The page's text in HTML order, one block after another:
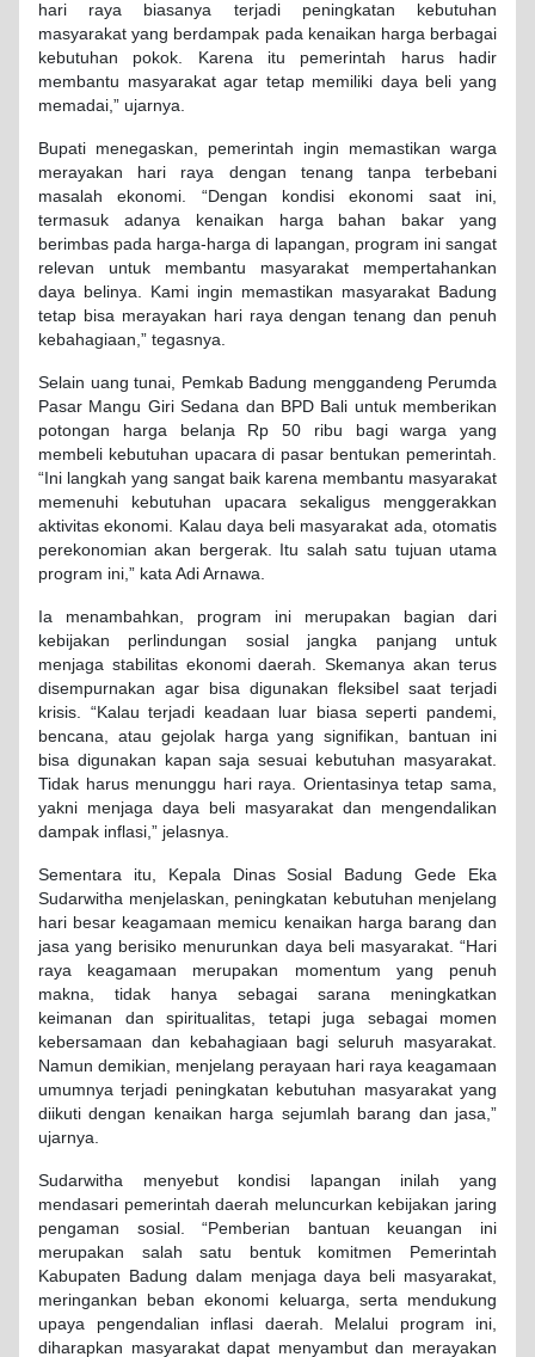
hari raya biasanya terjadi peningkatan kebutuhan
masyarakat yang berdampak pada kenaikan harga berbagai
kebutuhan pokok. Karena itu pemerintah harus hadir
membantu masyarakat agar tetap memiliki daya beli yang
memadai,” ujarnya.
Bupati menegaskan, pemerintah ingin memastikan warga
merayakan hari raya dengan tenang tanpa terbebani
masalah ekonomi. “Dengan kondisi ekonomi saat ini,
termasuk adanya kenaikan harga bahan bakar yang
berimbas pada harga-harga di lapangan, program ini sangat
relevan untuk membantu masyarakat mempertahankan
daya belinya. Kami ingin memastikan masyarakat Badung
tetap bisa merayakan hari raya dengan tenang dan penuh
kebahagiaan,” tegasnya.
Selain uang tunai, Pemkab Badung menggandeng Perumda
Pasar Mangu Giri Sedana dan BPD Bali untuk memberikan
potongan harga belanja Rp 50 ribu bagi warga yang
membeli kebutuhan upacara di pasar bentukan pemerintah.
“Ini langkah yang sangat baik karena membantu masyarakat
memenuhi kebutuhan upacara sekaligus menggerakkan
aktivitas ekonomi. Kalau daya beli masyarakat ada, otomatis
perekonomian akan bergerak. Itu salah satu tujuan utama
program ini,” kata Adi Arnawa.
Ia menambahkan, program ini merupakan bagian dari
kebijakan perlindungan sosial jangka panjang untuk
menjaga stabilitas ekonomi daerah. Skemanya akan terus
disempurnakan agar bisa digunakan fleksibel saat terjadi
krisis. “Kalau terjadi keadaan luar biasa seperti pandemi,
bencana, atau gejolak harga yang signifikan, bantuan ini
bisa digunakan kapan saja sesuai kebutuhan masyarakat.
Tidak harus menunggu hari raya. Orientasinya tetap sama,
yakni menjaga daya beli masyarakat dan mengendalikan
dampak inflasi,” jelasnya.
Sementara itu, Kepala Dinas Sosial Badung Gede Eka
Sudarwitha menjelaskan, peningkatan kebutuhan menjelang
hari besar keagamaan memicu kenaikan harga barang dan
jasa yang berisiko menurunkan daya beli masyarakat. “Hari
raya keagamaan merupakan momentum yang penuh
makna, tidak hanya sebagai sarana meningkatkan
keimanan dan spiritualitas, tetapi juga sebagai momen
kebersamaan dan kebahagiaan bagi seluruh masyarakat.
Namun demikian, menjelang perayaan hari raya keagamaan
umumnya terjadi peningkatan kebutuhan masyarakat yang
diikuti dengan kenaikan harga sejumlah barang dan jasa,”
ujarnya.
Sudarwitha menyebut kondisi lapangan inilah yang
mendasari pemerintah daerah meluncurkan kebijakan jaring
pengaman sosial. “Pemberian bantuan keuangan ini
merupakan salah satu bentuk komitmen Pemerintah
Kabupaten Badung dalam menjaga daya beli masyarakat,
meringankan beban ekonomi keluarga, serta mendukung
upaya pengendalian inflasi daerah. Melalui program ini,
diharapkan masyarakat dapat menyambut dan merayakan